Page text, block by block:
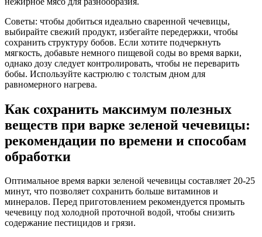
Советы: чтобы добиться идеально сваренной чечевицы,
выбирайте свежий продукт, избегайте передержки, чтобы
сохранить структуру бобов. Если хотите подчеркнуть
мягкость, добавьте немного пищевой соды во время варки,
однако дозу следует контролировать, чтобы не переварить
бобы. Используйте кастрюлю с толстым дном для
равномерного нагрева.
Как сохранить максимум полезных
веществ при варке зеленой чечевицы:
рекомендации по времени и способам
обработки
Оптимальное время варки зеленой чечевицы составляет 20-25
минут, что позволяет сохранить больше витаминов и
минералов. Перед приготовлением рекомендуется промыть
чечевицу под холодной проточной водой, чтобы снизить
содержание пестицидов и грязи.